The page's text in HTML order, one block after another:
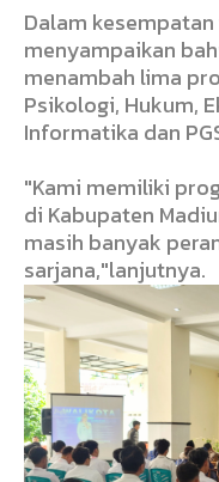
Dalam
menyampaikan
menambah lima
Psikologi, Hukum,
Informatika dan
"Kami memiliki
di Kabupaten
masih banyak
sarjana,"lanjutnya.